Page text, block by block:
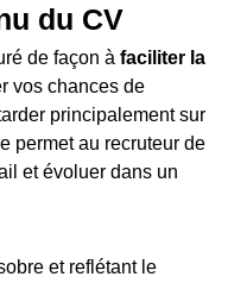
du CV
de façon à faciliter la
vos chances de
principalement sur
permet au recruteur de
et évoluer dans un
et reflétant le